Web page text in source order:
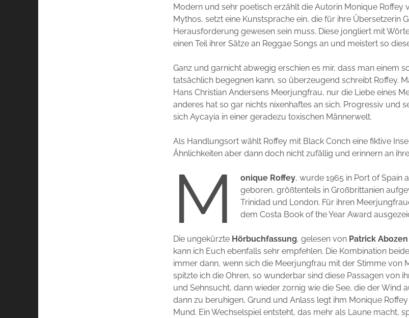
Modern und sehr poetisch erzählt die Autorin Monique Roffey
Mythos, setzt eine Kunstsprache ein, die für ihre Übersetzerin
Herausforderung gewesen sein muss. Diese jongliert mit
einen Teil ihrer Sätze an Reggae Songs an und meistert so
Ganz und garnicht abwegig erschien es mir, dass man einem
tatsächlich begegnen kann, so überzeugend schreibt Roffey.
Hans Christian Andersens Meerjungfrau, nur die Liebe eines
anderes hat so gar nichts nixenhaftes an sich. Progressiv und
sich Aycayia in einer geradezu toxischen Männerwelt.
Als Handlungsort wählt Roffey mit Black Conch eine fiktive
Ähnlichkeiten aber dann doch nicht zufällig und erinnern an
M onique Roffey, wurde 1965 in Port of Spain
geboren, größtenteils in Großbrittanien
Trinidad und London. Für ihren
dem Costa Book of the Year Award
Die ungekürzte Hörbuchfassung, gelesen von Patrick Abozen
kann ich Euch ebenfalls sehr empfehlen. Die Kombination
immer dann, wenn sich die Meerjungfrau mit der Stimme von
spitzte ich die Ohren, so wunderbar sind diese Passagen von
und Sehnsucht, dann wieder zornig wie die See, die der Wind
dann zu beruhigen, Grund und Anlass legt ihm Monique
Mund. Ein Wechselspiel entsteht, das mehr als Laune macht,